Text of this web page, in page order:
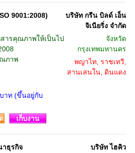
9001:2008)
ารคุณภาพให้เป็นไป
ณภาพ
าท (ขึ้นอยู่กับ
บริษัท กรีน บิลด์ เอ็น
จิเนียริ่ง จำกัด
จังหวัด
กรุงเทพมหานคร
พญาไท, ราชเทวี,
สานเสนใน, ดินแดง
เก็บงาน
ธุรกิจ
บริษัท ไฮคิว